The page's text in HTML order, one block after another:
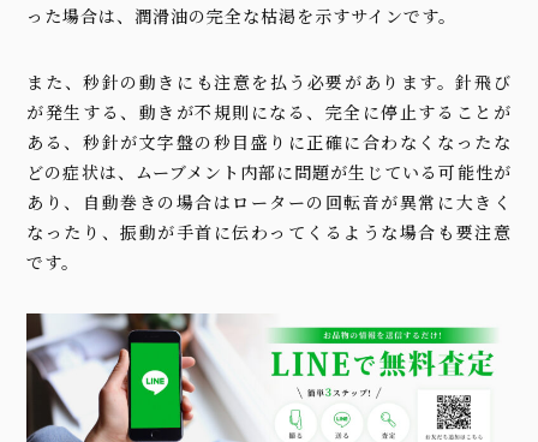
った場合は、潤滑油の完全な枯渇を示すサインです。
また、秒針の動きにも注意を払う必要があります。針飛び
が発生する、動きが不規則になる、完全に停止することが
ある、秒針が文字盤の秒目盛りに正確に合わなくなったな
どの症状は、ムーブメント内部に問題が生じている可能性が
あり、自動巻きの場合はローターの回転音が異常に大きく
なったり、振動が手首に伝わってくるような場合も要注意
です。